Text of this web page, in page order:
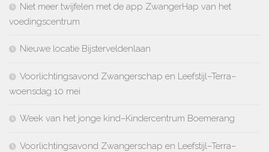
Niet meer twijfelen met de app ZwangerHap van het
voedingscentrum
Nieuwe locatie Bijsterveldenlaan
Voorlichtingsavond Zwangerschap en Leefstijl–Terra–
woensdag 10 mei
Week van het jonge kind–Kindercentrum Boemerang
Voorlichtingsavond Zwangerschap en Leefstijl–Terra–